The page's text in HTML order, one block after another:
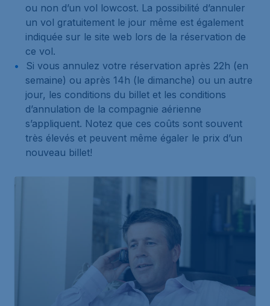
ou non d’un vol lowcost. La possibilité d’annuler
un vol gratuitement le jour même est également
indiquée sur le site web lors de la réservation de
ce vol.
Si vous annulez votre réservation après 22h (en
semaine) ou après 14h (le dimanche) ou un autre
jour, les conditions du billet et les conditions
d’annulation de la compagnie aérienne
s’appliquent. Notez que ces coûts sont souvent
très élevés et peuvent même égaler le prix d’un
nouveau billet!